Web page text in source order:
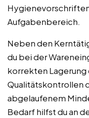
Aufgabenbereich.
Neben den
du bei der
korrekten
Qualitätskontrollen
abgelaufenem
Bedarf hilfst du an